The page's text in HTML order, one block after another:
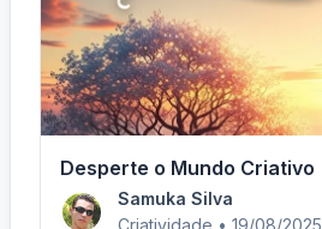
Desperte o Mundo Criativo
Samuka Silva
Criatividade • 19/08/2025